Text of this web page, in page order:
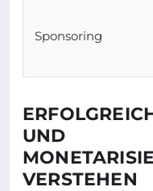
Sponsoring
UND
VERSTEHEN